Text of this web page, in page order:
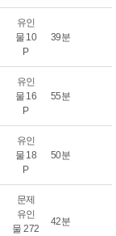
유인
물 10
P
39분
유인
물 16
P
55분
유인
물 18
P
50분
문제
유인
물 272
42분